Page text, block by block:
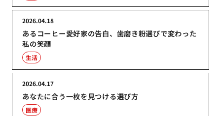
あるコーヒー愛好家の告白、歯磨き粉選びで変わった
私の笑顔
2026.04.18
生活
あなたに合う一枚を見つける選び方
2026.04.17
医療